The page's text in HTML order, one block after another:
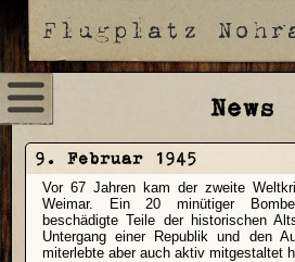
News
9. Februar 1945
Vor 67 Jahren kam der zweite
Weimar. Ein 20 minütiger
beschädigte Teile der historischen
Untergang einer Republik und den
miterlebte aber auch aktiv mitgestaltet